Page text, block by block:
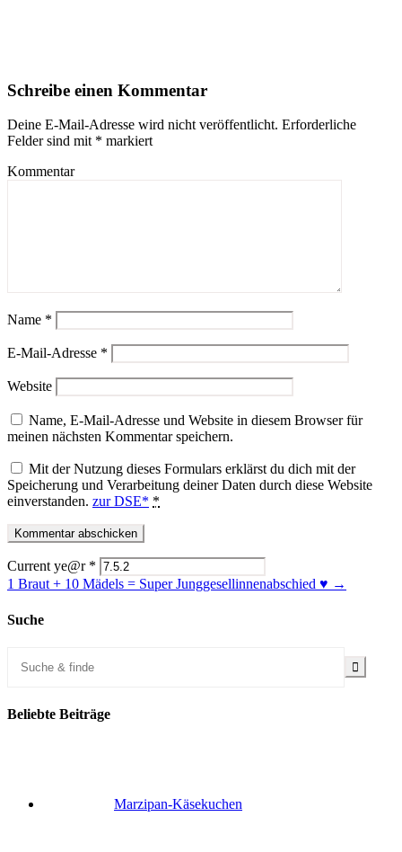
Schreibe einen Kommentar
Deine E-Mail-Adresse wird nicht veröffentlicht. Erforderliche
Felder sind mit * markiert
Kommentar
Name *
E-Mail-Adresse *
Website
Name, E-Mail-Adresse und Website in diesem Browser für
meinen nächsten Kommentar speichern.
Mit der Nutzung dieses Formulars erklärst du dich mit der
Speicherung und Verarbeitung deiner Daten durch diese Website
einverstanden. zur DSE* *
Current ye@r *
1 Braut + 10 Mädels = Super Junggesellinnenabschied ♥ →
Suche
Beliebte Beiträge
Marzipan-Käsekuchen